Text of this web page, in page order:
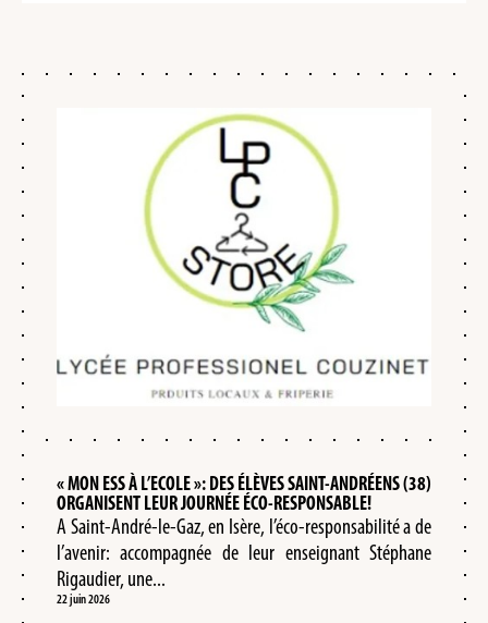
« MON ESS À L’ECOLE »: DES ÉLÈVES SAINT-ANDRÉENS (38)
ORGANISENT LEUR JOURNÉE ÉCO-RESPONSABLE!
A Saint-André-le-Gaz, en Isère, l’éco-responsabilité a de
l’avenir: accompagnée de leur enseignant Stéphane
Rigaudier, une...
22 juin 2026